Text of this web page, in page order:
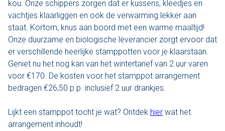
Varen & Borrel
Varen & Tapas
Varen & Lunch
Varen & BBQ
Varen door Utrecht
kou. Onze schippers zorgen dat er kussens, kleedjes en
vachtjes klaarliggen en ook de verwarming lekker aan
staat. Kortom, knus aan boord met een warme maaltijd!
Onze duurzame en biologische leverancier zorgt ervoor dat
er verschillende heerlijke stamppotten voor je klaarstaan.
Geniet nu het nog kan van het wintertarief van 2 uur varen
voor €170. De kosten voor het stamppot arrangement
bedragen €26,50 p.p. inclusief 2 uur drankjes.
Lijkt een stamppot tocht je wat? Ontdek hier wat het
arrangement inhoudt!